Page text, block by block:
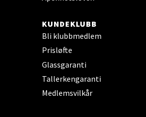
KUNDEKLUBB
Bli klubbmedlem
Prisløfte
Glassgaranti
Tallerkengaranti
Medlemsvilkår
6, 4005 Stavanger
Velg